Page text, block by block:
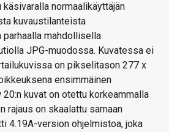
normaalikäyttäjän
kuvaustilanteista
mahdollisella
JPG-muodossa. Kuvatessa ei
on pikselitason 277 x
ensimmäinen
kuvat on otettu korkeammalla
rajaus on skaalattu samaan
4.19A-version ohjelmistoa, joka